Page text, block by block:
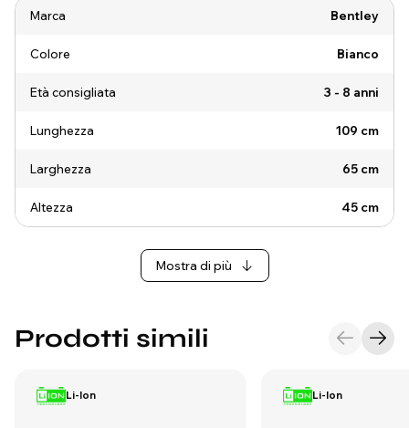
Marca Bentley
Colore Bianco
Età consigliata 3 - 8 anni
Lunghezza 109 cm
Larghezza 65 cm
Altezza 45 cm
Mostra di più
Prodotti simili
Li-Ion Li-Ion